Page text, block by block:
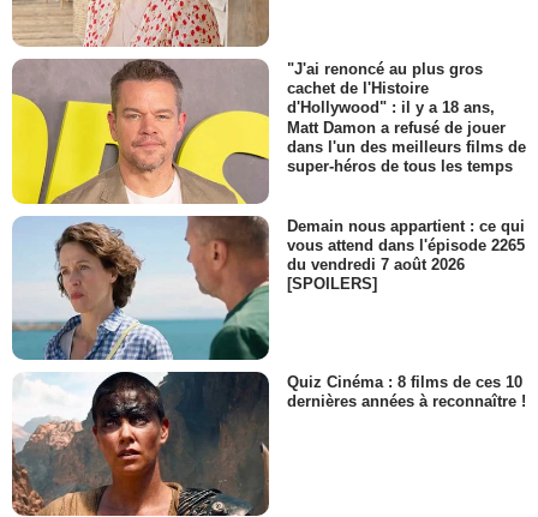
"J'ai renoncé au plus gros
cachet de l'Histoire
d'Hollywood" : il y a 18 ans,
Matt Damon a refusé de jouer
dans l'un des meilleurs films de
super-héros de tous les temps
Demain nous appartient : ce qui
vous attend dans l'épisode 2265
du vendredi 7 août 2026
[SPOILERS]
Quiz Cinéma : 8 films de ces 10
dernières années à reconnaître !